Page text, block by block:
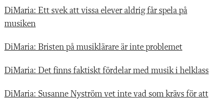
DiMaria: Ett svek att vissa elever aldrig får spela på
musiken
DiMaria: Bristen på musiklärare är inte problemet
DiMaria: Det finns faktiskt fördelar med musik i helklass
DiMaria: Susanne Nyström vet inte vad som krävs för att